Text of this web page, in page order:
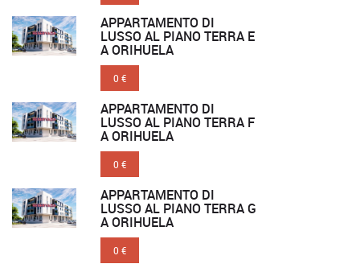
APPARTAMENTO DI
LUSSO AL PIANO TERRA E
A ORIHUELA
0 €
APPARTAMENTO DI
LUSSO AL PIANO TERRA F
A ORIHUELA
0 €
APPARTAMENTO DI
LUSSO AL PIANO TERRA G
A ORIHUELA
0 €